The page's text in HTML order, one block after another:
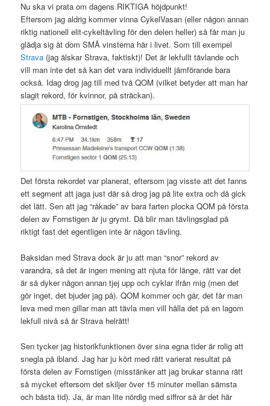
Nu ska vi prata om dagens RIKTIGA höjdpunkt!
Eftersom jag aldrig kommer vinna CykelVasan (eller någon annan
riktig nationell elit-cykeltävling för den delen heller) så får man ju
glädja sig åt dom SMÅ vinsterna här i livet. Som till exempel
Strava (jag älskar Strava, faktiskt)! Det är lekfullt tävlande och
vill man inte det så kan det vara individuellt jämförande bara
också. Idag drog jag till med två QOM (vilket betyder att man har
slagit rekord, för kvinnor, på sträckan).
Det första rekordet var planerat, eftersom jag visste att det fanns
ett segment att jaga just där så drog jag på lite extra och då gick
det lätt. Sen att jag “råkade” av bara farten plocka QOM på första
delen av Fornstigen är ju grymt. Då blir man tävlingsglad på
riktigt fast det egentligen inte är någon tävling.
Baksidan med Strava dock är ju att man “snor” rekord av
varandra, så det är ingen mening att njuta för länge, rätt var det
är så dyker någon annan tjej upp och cyklar ifrån mig (men det
gör inget, det bjuder jag på). QOM kommer och går, det får man
leva med men gillar man att tävla men vill hålla det på en lagom
lekfull nivå så är Strava helrätt!
Sen tycker jag historikfunktionen över sina egna tider är rolig att
snegla på ibland. Jag har ju kört med rätt varierat resultat på
första delen av Fornstigen (misstänker att jag brukar stanna rätt
så mycket eftersom det skiljer över 15 minuter mellan sämsta
och bästa tid). Ja, är man lite nördig med siffror så är det här